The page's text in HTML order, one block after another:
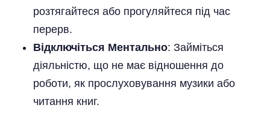
розтягайтеся або прогуляйтеся під час
перерв.
Відключіться Ментально: Займіться
діяльністю, що не має відношення до
роботи, як прослуховування музики або
читання книг.